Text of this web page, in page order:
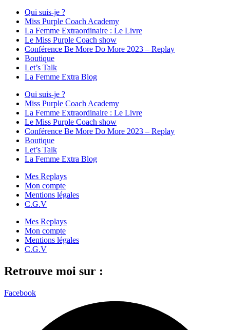
Qui suis-je ?
Miss Purple Coach Academy
La Femme Extraordinaire : Le Livre
Le Miss Purple Coach show
Conférence Be More Do More 2023 – Replay
Boutique
Let’s Talk
La Femme Extra Blog
Qui suis-je ?
Miss Purple Coach Academy
La Femme Extraordinaire : Le Livre
Le Miss Purple Coach show
Conférence Be More Do More 2023 – Replay
Boutique
Let’s Talk
La Femme Extra Blog
Mes Replays
Mon compte
Mentions légales
C.G.V
Mes Replays
Mon compte
Mentions légales
C.G.V
Retrouve moi sur :
Facebook